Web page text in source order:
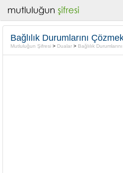
Bağlılık Durumlarını
Mutluluğun Şifresi > Dualar > Bağlılık